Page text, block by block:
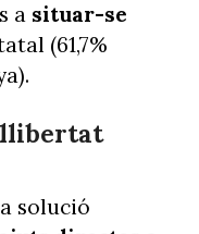
a situar-se
(61,7%
llibertat
solució